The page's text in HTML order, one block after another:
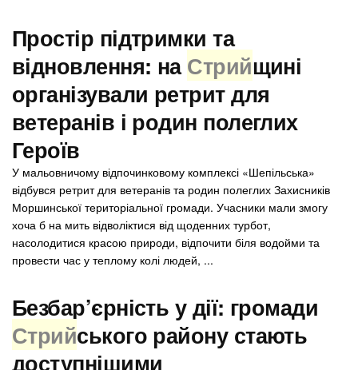
Простір підтримки та
відновлення: наСтрийщині
організували ретрит для
ветеранів і родин полеглих
Героїв
У мальовничому відпочинковому комплексі «Шепільська»
відбувся ретрит для ветеранів та родин полеглих Захисників
Моршинської територіальної громади. Учасники мали змогу
хоча б на мить відволіктися від щоденних турбот,
насолодитися красою природи, відпочити біля водойми та
провести час у теплому колі людей, ...
Безбар’єрність у дії: громади
Стрийського району стають
доступнішими